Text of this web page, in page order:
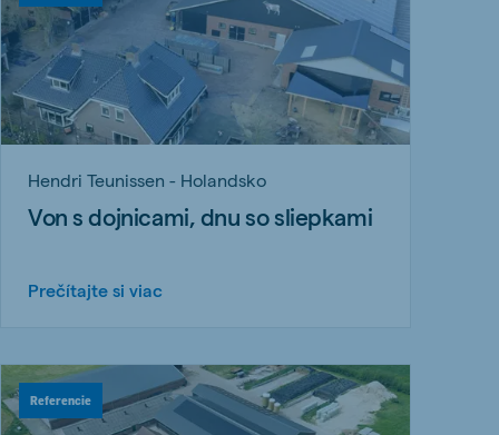
Hendri Teunissen - Holandsko
Von s dojnicami, dnu so sliepkami
Prečítajte si viac
Referencie